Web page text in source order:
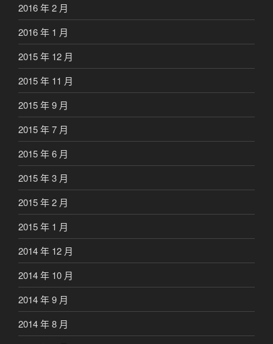
2016 年 2 月
2016 年 1 月
2015 年 12 月
2015 年 11 月
2015 年 9 月
2015 年 7 月
2015 年 6 月
2015 年 3 月
2015 年 2 月
2015 年 1 月
2014 年 12 月
2014 年 10 月
2014 年 9 月
2014 年 8 月